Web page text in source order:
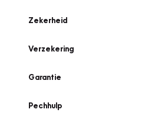
Zekerheid
Verzekering
Garantie
Pechhulp